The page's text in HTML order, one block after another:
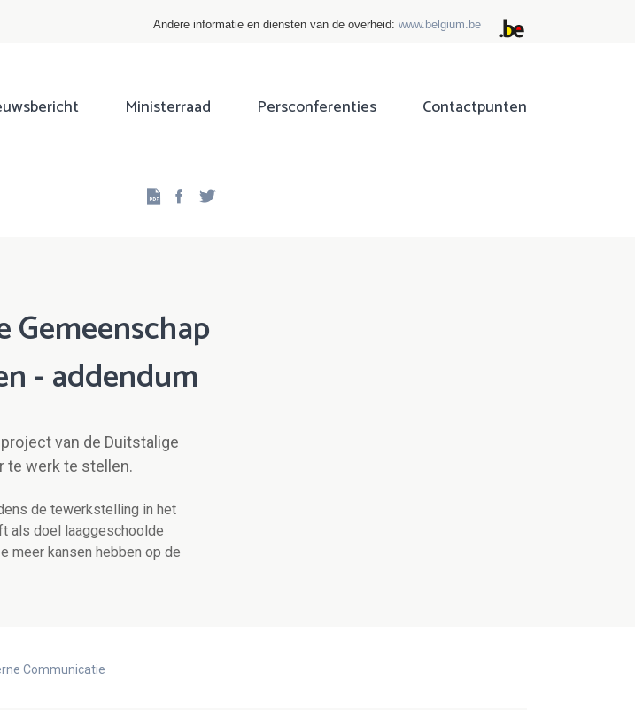
Andere informatie en diensten van de overheid: www.belgium.be
Ministerraad Persconferenties Contactpunten
Facebook
- addendum
van de Duitstalige
te werk te stellen.
de tewerkstelling in het
als doel laaggeschoolde
meer kansen hebben op de
Communicatie